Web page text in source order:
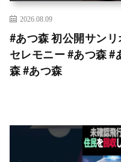
2026.08.09
#あつ森 初公開サン
セレモニー #あつ森
森 #あつ森